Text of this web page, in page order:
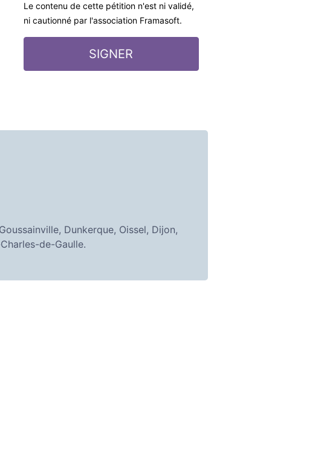
Le contenu de cette pétition n'est ni validé,
ni cautionné par l'association Framasoft.
Dunkerque, Oissel, Dijon,
de-Gaulle.